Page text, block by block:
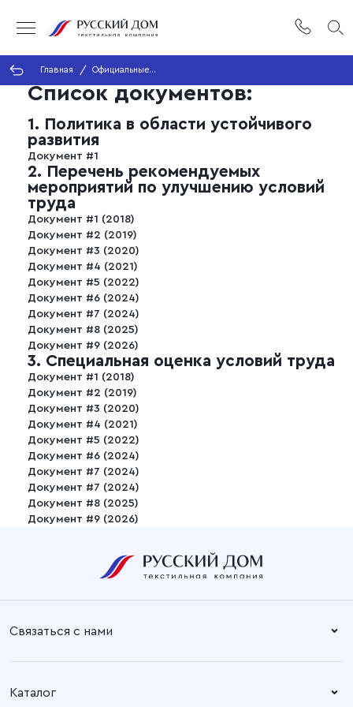
Главная
Официальные
документы
Список документов:
1. Политика в области устойчивого
развития
Документ #1
2. Перечень рекомендуемых
мероприятий по улучшению условий
труда
Документ #1 (2018)
Документ #2 (2019)
Документ #3 (2020)
Документ #4 (2021)
Документ #5 (2022)
Документ #6 (2024)
Документ #7 (2024)
Документ #8 (2025)
Документ #9 (2026)
3. Специальная оценка условий труда
Документ #1 (2018)
Документ #2 (2019)
Документ #3 (2020)
Документ #4 (2021)
Документ #5 (2022)
Документ #6 (2024)
Документ #7 (2024)
Документ #7 (2024)
Документ #8 (2025)
Документ #9 (2026)
Связаться с нами
+7 (4932) 58-14-67
Каталог